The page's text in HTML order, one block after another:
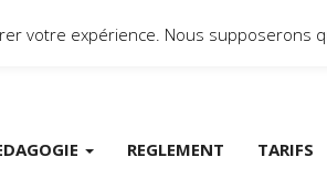
REGLEMENT TARIFS
votre expérience. Nous supposerons